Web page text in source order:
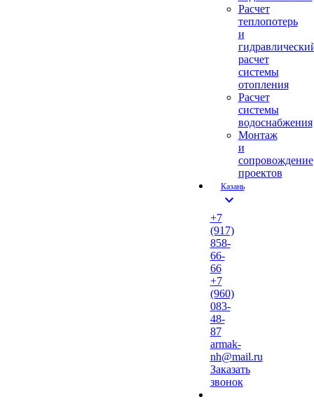
Расчет
теплопотерь
и
расчет
системы
отопления
Расчет
системы
водоснабжения
Монтаж
и
сопровождение
проектов
Казань
expand_more
+7
(917)
858-
66-
66
+7
(960)
083-
48-
87
armak-
nh@mail.ru
Заказать
звонок